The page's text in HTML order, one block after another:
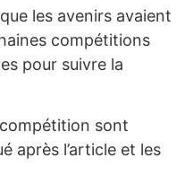
les avenirs avaient
compétitions
pour suivre la
sont
après l’article et les